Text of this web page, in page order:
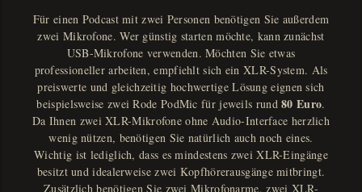
Für einen Podcast mit zwei Personen benötigen Sie außerdem
zwei Mikrofone. Wer günstig starten möchte, kann zunächst
USB-Mikrofone verwenden. Möchten Sie etwas
professioneller arbeiten, empfiehlt sich ein XLR-System. Als
preiswerte und gleichzeitig hochwertige Lösung eignen sich
beispielsweise zwei Rode PodMic für jeweils rund80 Euro.
Da Ihnen zwei XLR-Mikrofone ohne Audio-Interface herzlich
wenig nützen, benötigen Sie natürlich auch noch eines.
Wichtig ist lediglich, dass es mindestens zwei XLR-Eingänge
besitzt und idealerweise zwei Kopfhörerausgänge mitbringt.
Zusätzlich benötigen Sie zwei Mikrofonarme, zwei XLR-